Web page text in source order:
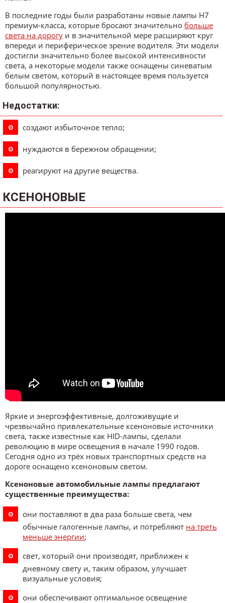
В последние годы были разработаны новые лампы H7
премиум-класса, которые бросают значительно больше
света на дорогу и в значительной мере расширяют круг
впереди и периферическое зрение водителя. Эти модели
достигли значительно более высокой интенсивности
света, а некоторые модели также оснащены синеватым
белым светом, который в настоящее время пользуется
большой популярностью.
Недостатки:
создают избыточное тепло;
нуждаются в бережном обращении;
реагируют на другие вещества.
КСЕНОНОВЫЕ
Яркие и энергоэффективные, долгоживущие и
чрезвычайно привлекательные ксеноновые источники
света, также известные как HID-лампы, сделали
революцию в мире освещения в начале 1990 годов.
Сегодня одно из трёх новых транспортных средств на
дороге оснащено ксеноновым светом.
Ксеноновые автомобильные лампы предлагают
существенные преимущества:
они поставляют в два раза больше света, чем
обычные галогенные лампы, и потребляют на треть
меньше энергии;
свет, который они производят, приближен к
дневному свету и, таким образом, улучшает
визуальные условия;
они обеспечивают оптимальное освещение